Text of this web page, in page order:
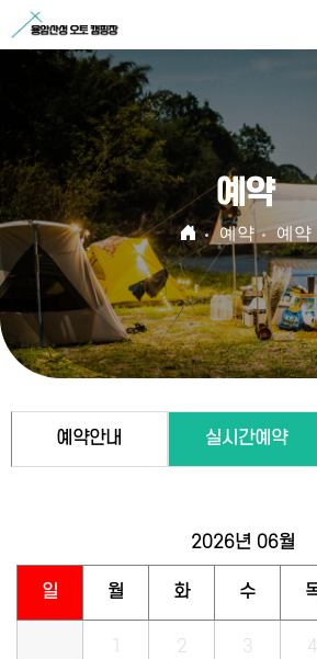
예약
예약 예약
예약안내 실시간예약
2026년 06월
일 월 화 수
1 2 3 4